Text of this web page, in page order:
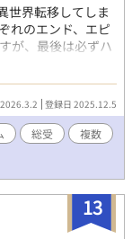
世界転移してしま
れのエンド、エピ
が、最後は必ずハ
ベルズにも掲載中
登録日 2025.12.5
総受
複数
13